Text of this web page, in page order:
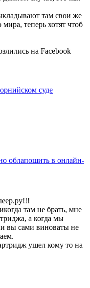
там свои же
теперь хотят чтоб
на Facebook
суде
облапошить в онлайн-
там не брать, мне
а когда мы
вы сами виноваты не
ушел кому то на